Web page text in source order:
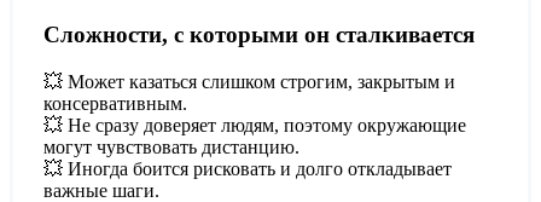
Сложности, с которыми он сталкивается
💥 Может казаться слишком строгим, закрытым и
консервативным.
💥 Не сразу доверяет людям, поэтому окружающие
могут чувствовать дистанцию.
💥 Иногда боится рисковать и долго откладывает
важные шаги.